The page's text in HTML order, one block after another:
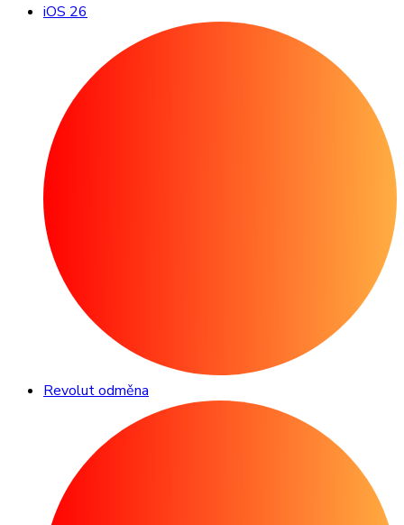
iOS 26
Revolut odměna